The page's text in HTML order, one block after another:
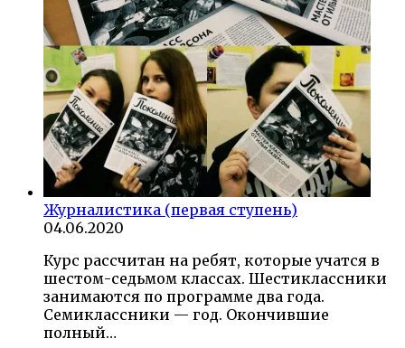
Журналистика (первая ступень)
04.06.2020
Курс рассчитан на ребят, которые учатся в
шестом-седьмом классах. Шестиклассники
занимаются по программе два года.
Семиклассники — год. Окончившие
полный…